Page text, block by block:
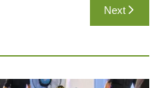
i
Next